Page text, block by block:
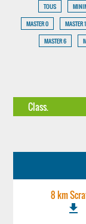
TOUS
MASTER 0
MASTER 1
MASTER 6
Class.
8 km
file_download